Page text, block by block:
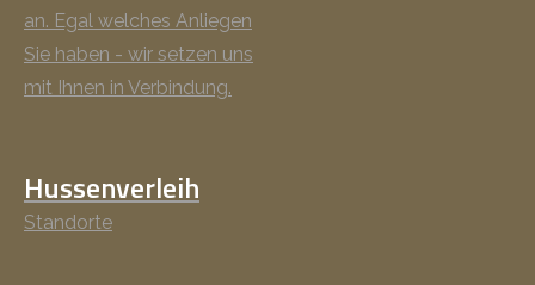
an. Egal welches Anliegen
Sie haben - wir setzen uns
mit Ihnen in Verbindung.
Hussenverleih
Standorte